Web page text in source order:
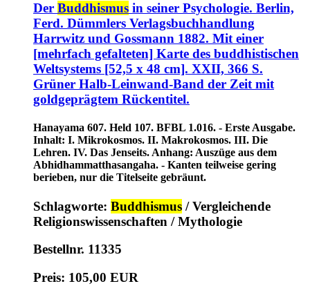
Der Buddhismus in seiner Psychologie. Berlin,
Ferd. Dümmlers Verlagsbuchhandlung
Harrwitz und Gossmann 1882. Mit einer
[mehrfach gefalteten] Karte des buddhistischen
Weltsystems [52,5 x 48 cm]. XXII, 366 S.
Grüner Halb-Leinwand-Band der Zeit mit
goldgeprägtem Rückentitel.
Hanayama 607. Held 107. BFBL 1.016. - Erste Ausgabe.
Inhalt: I. Mikrokosmos. II. Makrokosmos. III. Die
Lehren. IV. Das Jenseits. Anhang: Auszüge aus dem
Abhidhammatthasangaha. - Kanten teilweise gering
berieben, nur die Titelseite gebräunt.
Schlagworte: Buddhismus / Vergleichende
Religionswissenschaften / Mythologie
Bestellnr. 11335
Preis: 105,00 EUR